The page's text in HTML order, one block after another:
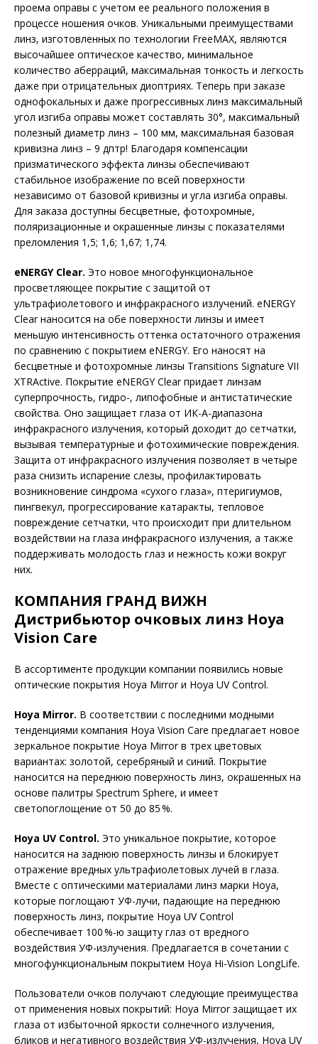
проема оправы с учетом ее реального положения в
процессе ношения очков. Уникальными преимуществами
линз, изготовленных по технологии FreeMAX, являются
высочайшее оптическое качество, минимальное
количество аберраций, максимальная тонкость и легкость
даже при отрицательных диоптриях. Теперь при заказе
однофокальных и даже прогрессивных линз максимальный
угол изгиба оправы может составлять 30°, максимальный
полезный диаметр линз – 100 мм, максимальная базовая
кривизна линз – 9 дптр! Благодаря компенсации
призматического эффекта линзы обеспечивают
стабильное изображение по всей поверхности
независимо от базовой кривизны и угла изгиба оправы.
Для заказа доступны бесцветные, фотохромные,
поляризационные и окрашенные линзы с показателями
преломления 1,5; 1,6; 1,67; 1,74.
eNERGY Clear. Это новое многофункциональное
просветляющее покрытие с защитой от
ультрафиолетового и инфракрасного излучений. eNERGY
Clear наносится на обе поверхности линзы и имеет
меньшую интенсивность оттенка остаточного отражения
по сравнению с покрытием eNERGY. Его наносят на
бесцветные и фотохромные линзы Transitions Signature VII
XTRActive. Покрытие eNERGY Clear придает линзам
суперпрочность, гидро-, липофобные и антистатические
свойства. Оно защищает глаза от ИК-A-диапазона
инфракрасного излучения, который доходит до сетчатки,
вызывая температурные и фотохимические повреждения.
Защита от инфракрасного излучения позволяет в четыре
раза снизить испарение слезы, профилактировать
возникновение синдрома «сухого глаза», птеригиумов,
пингвекул, прогрессирование катаракты, тепловое
повреждение сетчатки, что происходит при длительном
воздействии на глаза инфракрасного излучения, а также
поддерживать молодость глаз и нежность кожи вокруг
них.
КОМПАНИЯ ГРАНД ВИЖН
Дистрибьютор очковых линз Hoya
Vision Care
В ассортименте продукции компании появились новые
оптические покрытия Hoya Mirror и Hoya UV Control.
Hoya Mirror. В соответствии с последними модными
тенденциями компания Hoya Vision Care предлагает новое
зеркальное покрытие Hoya Mirror в трех цветовых
вариантах: золотой, серебряный и синий. Покрытие
наносится на переднюю поверхность линз, окрашенных на
основе палитры Spectrum Sphere, и имеет
светопоглощение от 50 до 85 %.
Hoya UV Control. Это уникальное покрытие, которое
наносится на заднюю поверхность линзы и блокирует
отражение вредных ультрафиолетовых лучей в глаза.
Вместе с оптическими материалами линз марки Hoya,
которые поглощают УФ-лучи, падающие на переднюю
поверхность линз, покрытие Hoya UV Control
обеспечивает 100 %-ю защиту глаз от вредного
воздействия УФ-излучения. Предлагается в сочетании с
многофункциональным покрытием Hoya Hi-Vision LongLife.
Пользователи очков получают следующие преимущества
от применения новых покрытий: Hoya Mirror защищает их
глаза от избыточной яркости солнечного излучения,
бликов и негативного воздействия УФ-излучения, Hoya UV